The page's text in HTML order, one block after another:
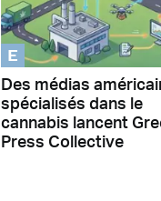
E
Des médias
spécialisés dans le
cannabis lancent
Press Collective